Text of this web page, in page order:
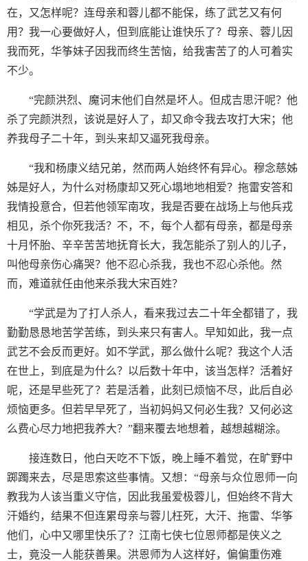
在，又怎样呢？连母亲和蓉儿都不能保，练了武艺又有何
用？我一心要做好人，但到底能让谁快乐了？母亲、蓉儿因
我而死，华筝妹子因我而终生苦恼，给我害苦了的人可着实
不少。
“完颜洪烈、魔诃末他们自然是坏人。但成吉思汗呢？他
杀了完颜洪烈，该说是好人了，却又命令我去攻打大宋；他
养我母子二十年，到头来却又逼死我母亲。
“我和杨康义结兄弟，然而两人始终怀有异心。穆念慈姊
姊是好人，为什么对杨康却又死心塌地地相爱？拖雷安答和
我情投意合，但若他领军南攻，我是否要在战场上与他兵戎
相见，杀个你死我活？不，不，每个人都有母亲，都是母亲
十月怀胎、辛辛苦苦地抚育长大，我怎能杀了别人的儿子，
叫他母亲伤心痛哭？他不忍心杀我，我也不忍心杀他。然
而，难道就任由他来杀我大宋百姓？
“学武是为了打人杀人，看来我过去二十年全都错了，我
勤勤恳恳地苦学苦练，到头来只有害人。早知如此，我一点
武艺不会反而更好。如不学武，那么做什么呢？我这个人活
在世上，到底是为什么？以后数十年中，该当怎样？活着好
呢，还是早些死了？若是活着，此刻已烦恼不尽，此后自必
烦恼更多。但若早早死了，当初妈妈又何必生我？又何必这
么费心尽力地把我养大？”翻来覆去地想着，越想越糊涂。
接连数日，他白天吃不下饭，晚上睡不着觉，在旷野中
踯躅来去，尽是思索这些事情。又想：“母亲与众位恩师一向
教我为人该当重义守信，因此我虽爱极蓉儿，但始终不背大
汗婚约，结果不但连累母亲与蓉儿枉死，大汗、拖雷、华筝
他们，心中又哪里快乐了？江南七侠七位恩师都是侠义之
士，竟没一人能获善果。洪恩师为人这样好，偏偏重伤难